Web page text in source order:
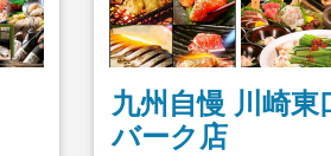
九州自慢 川崎東
バーク店